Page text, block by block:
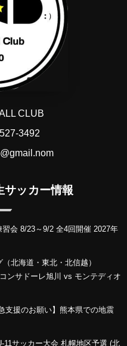
CLUB
3492
サッカー情報
会 8/23～9/2 全4回開催 2027年
北海道・東北・北信越）
ンサドーレ旭川 vs モンテディオ
支援のお願い】熊本県での地震
11サッカー大会 札幌地区予選 (北